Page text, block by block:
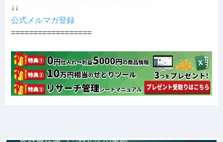
↓↓
公式メルマガ登録
==================